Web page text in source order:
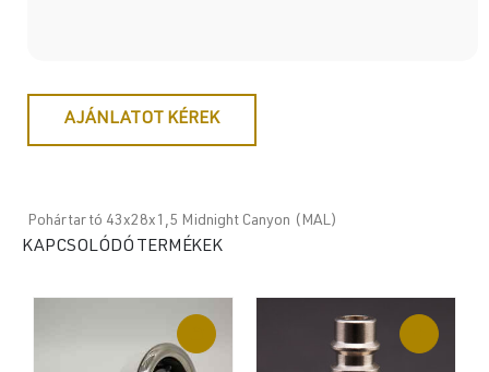
AJÁNLATOT KÉREK
Pohártartó 43x28x1,5 Midnight Canyon (MAL)
KAPCSOLÓDÓ TERMÉKEK